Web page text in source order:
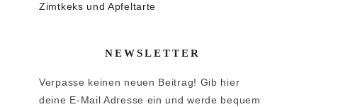
Zimtkeks und Apfeltarte
NEWSLETTER
Verpasse keinen neuen Beitrag! Gib hier
deine E-Mail Adresse ein und werde bequem